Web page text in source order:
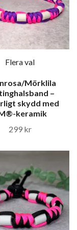
Flera val
Mörklila
–
skydd med
keramik
299 kr